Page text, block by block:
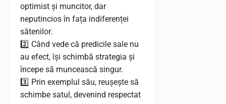
optimist și muncitor, dar
neputincios în fața indiferenței
sătenilor.
2️⃣ Când vede că predicile sale nu
au efect, își schimbă strategia și
începe să muncească singur.
3️⃣ Prin exemplul său, reușește să
schimbe satul, devenind respectat